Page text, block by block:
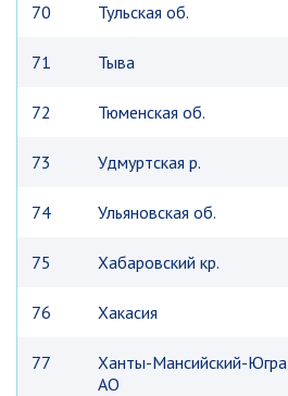
70 Тульская об.
71 Тыва
72 Тюменская об.
73 Удмуртская р.
74 Ульяновская об.
75 Хабаровский кр.
76 Хакасия
77
Ханты-Мансийский-Югра
АО